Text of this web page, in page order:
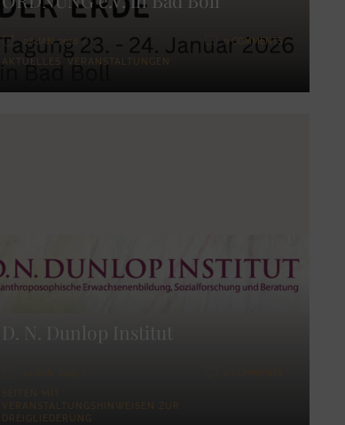
08 JAN. 2026
AKTUELLES VERANSTALTUNGEN
0 COMMENTS
D. N. Dunlop Institut
DREIGLIEDERUNG